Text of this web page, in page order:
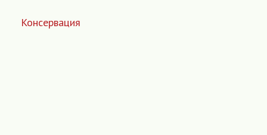
Консервация